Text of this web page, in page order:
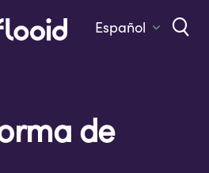
Español
de